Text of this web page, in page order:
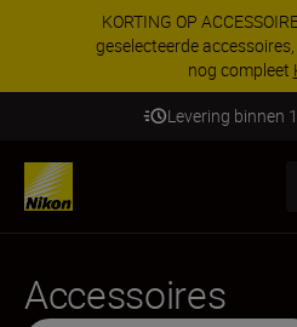
KORTING OP
geselecteerde
nog compleet
Levering binnen
Accessoires